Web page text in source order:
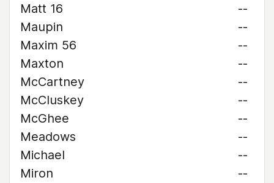
Matt 16
--
Maupin
--
Maxim 56
--
Maxton
--
McCartney
--
McCluskey
--
McGhee
--
Meadows
--
Michael
--
Miron
--